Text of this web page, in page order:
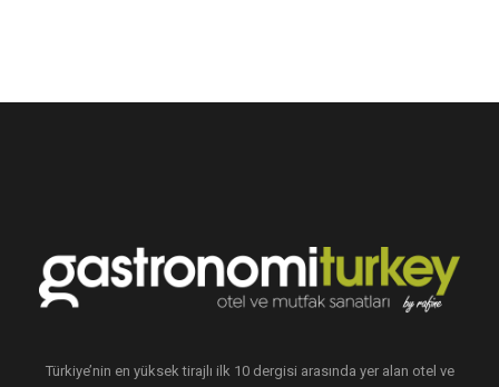
Türkiye’nin en yüksek tirajlı ilk 10 dergisi arasında yer alan otel ve